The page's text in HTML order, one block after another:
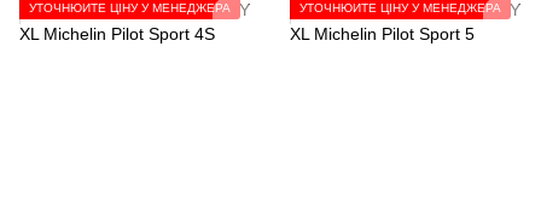
УТОЧНЮЙТЕ ЦІНУ У МЕНЕДЖЕРА УТОЧНЮЙТЕ ЦІНУ У МЕНЕДЖЕРА